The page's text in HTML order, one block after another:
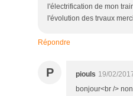
l'électrification de mon
l'évolution des trvaux
Répondre
P piouls 19/02/
bonjour<br />